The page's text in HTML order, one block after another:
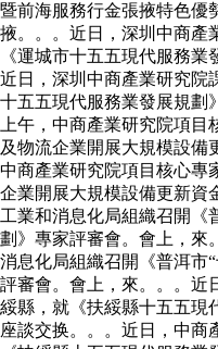
暨前海服務行金張掖特色優
掖。。。近日，深圳中商產
《運城市十五五現代服務業
近日，深圳中商產業研究院
十五五現代服務業發展規劃
上午，中商產業研究院項
及物流企業開展大規模設備
中商產業研究院項目核心專
企業開展大規模設備更新資
工業和消息化局組織召開《
劃》專家評審會。會上，來
消息化局組織召開《普洱市
評審會。會上，來。。。近
綏縣，就《扶綏縣十五五現
座談交换。。。近日，中商